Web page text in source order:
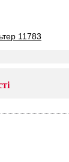
11783